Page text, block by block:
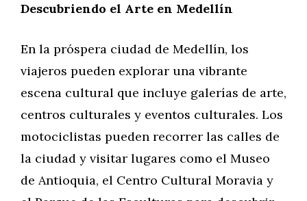
Descubriendo el Arte en Medellín
En la próspera ciudad de Medellín, los
viajeros pueden explorar una vibrante
escena cultural que incluye galerías de arte,
centros culturales y eventos culturales. Los
motociclistas pueden recorrer las calles de
la ciudad y visitar lugares como el Museo
de Antioquia, el Centro Cultural Moravia y